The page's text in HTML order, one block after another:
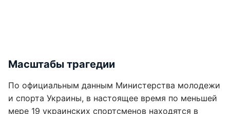
Масштабы трагедии
По официальным данным Министерства молодежи
и спорта Украины, в настоящее время по меньшей
мере 19 украинских спортсменов находятся в